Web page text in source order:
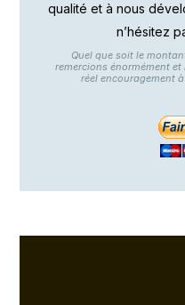
qualité et à nous
n’hésitez
Quel que soit le
remercions énormément
réel encouragement